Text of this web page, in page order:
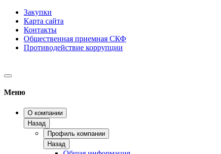
Закупки
Карта сайта
Контакты
Общественная приемная СКФ
Противодействие коррупции
Меню
О компании
Назад
Профиль компании
Назад